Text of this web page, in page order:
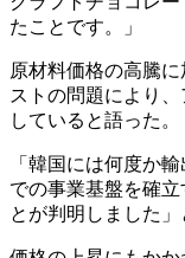
たことです。」
原材料価格の高騰
ストの問題により
していると語った。
「韓国には何度か
での事業基盤を確
とが判明しました」